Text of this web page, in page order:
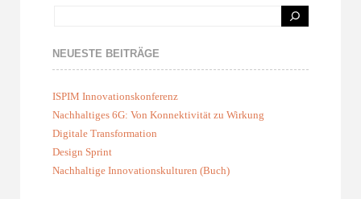
NEUESTE BEITRÄGE
ISPIM Innovationskonferenz
Nachhaltiges 6G: Von Konnektivität zu Wirkung
Digitale Transformation
Design Sprint
Nachhaltige Innovationskulturen (Buch)